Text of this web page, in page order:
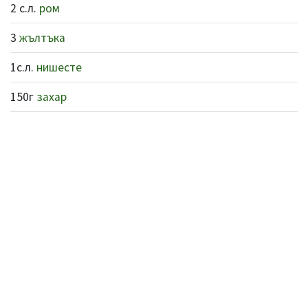
2 с.л. ром
3 жълтъка
1с.л. нишесте
150г захар